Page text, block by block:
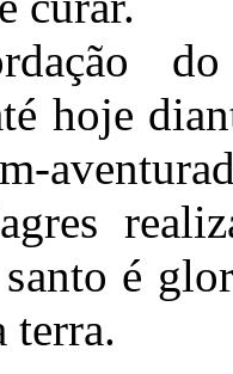
hoje
é
terra.